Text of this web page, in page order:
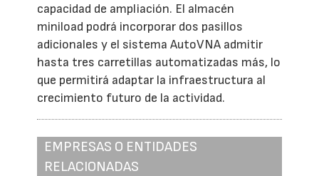
capacidad de ampliación. El almacén
miniload podrá incorporar dos pasillos
adicionales y el sistema AutoVNA admitir
hasta tres carretillas automatizadas más, lo
que permitirá adaptar la infraestructura al
crecimiento futuro de la actividad.
EMPRESAS O ENTIDADES
RELACIONADAS